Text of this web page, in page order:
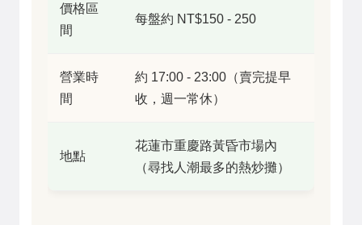
價格區
間
每盤約 NT$150 - 250
營業時
間
約 17:00 - 23:00（賣完提早
收，週一常休）
地點
花蓮市重慶路黃昏市場內
（尋找人潮最多的熱炒攤）